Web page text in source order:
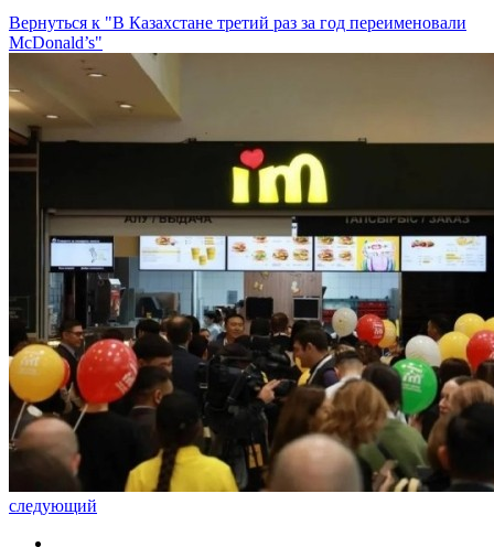
Вернуться к "В Казахстане третий раз за год переименовали
McDonald’s"
следующий